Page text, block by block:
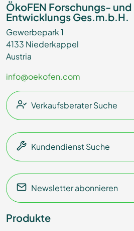
ÖkoFEN Forschungs- und
Entwicklungs Ges.m.b.H.
Gewerbepark 1
4133 Niederkappel
Austria
info@oekofen.com
Verkaufsberater Suche
Kundendienst Suche
Newsletter abonnieren
Produkte